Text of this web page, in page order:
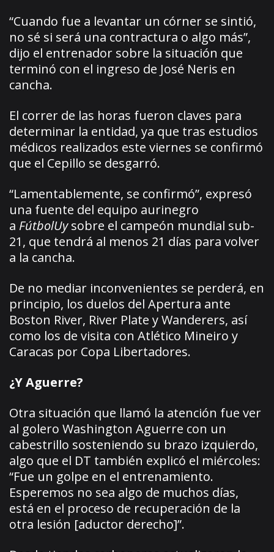
“Cuando fue a levantar un córner se sintió,
no sé si será una contractura o algo más”,
dijo el entrenador sobre la situación que
terminó con el ingreso de José Neris en
cancha.
El correr de las horas fueron claves para
determinar la entidad, ya que tras estudios
médicos realizados este viernes se confirmó
que el Cepillo se desgarró.
“Lamentablemente, se confirmó”, expresó
una fuente del equipo aurinegro
a FútbolUysobre el campeón mundial sub-
21, que tendrá al menos 21 días para volver
a la cancha.
De no mediar inconvenientes se perderá, en
principio, los duelos del Apertura ante
Boston River, River Plate y Wanderers, así
como los de visita con Atlético Mineiro y
Caracas por Copa Libertadores.
¿Y Aguerre?
Otra situación que llamó la atención fue ver
al golero Washington Aguerre con un
cabestrillo sosteniendo su brazo izquierdo,
algo que el DT también explicó el miércoles:
“Fue un golpe en el entrenamiento.
Esperemos no sea algo de muchos días,
está en el proceso de recuperación de la
otra lesión [aductor derecho]”.